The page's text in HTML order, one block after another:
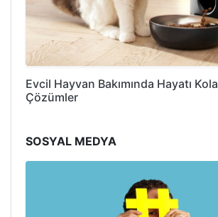
Evcil Hayvan Bakımında Hayatı
Çözümler
SOSYAL MEDYA